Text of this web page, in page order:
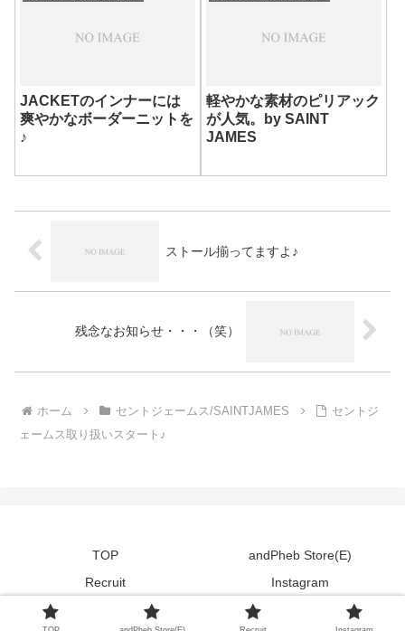
JACKETのインナーには
爽やかなボーダーニットを
♪
軽やかな素材のピリアック
が人気。by SAINT
JAMES
ストール揃ってますよ♪
残念なお知らせ・・・（笑）
ホーム セントジェームス/SAINTJAMES
セントジ
ェームス取り扱いスタート♪
TOP
andPheb Store(E)
Recruit
Instagram
Copyright © 2011-2026 andPheb Staff Blog All Rights Reserved.